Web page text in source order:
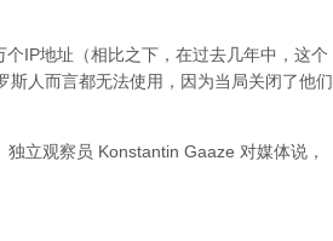
IP地址（相比之下，在过去几年中，这个
人而言都无法使用，因为当局关闭了他们
立观察员 Konstantin Gaaze 对媒体说，